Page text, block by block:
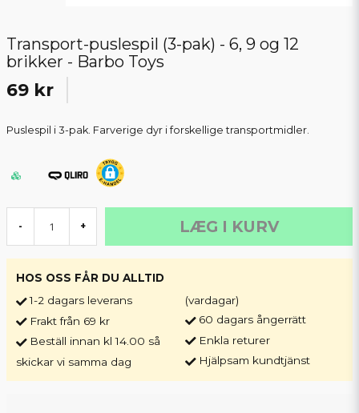
Transport-puslespil (3-pak) - 6, 9 og 12
brikker - Barbo Toys
69 kr
Puslespil i 3-pak. Farverige dyr i forskellige transportmidler.
- + LÆG I KURV
HOS OSS FÅR DU ALLTID
1-2 dagars leverans
Frakt från 69 kr
Beställ innan kl 14.00 så
skickar vi samma dag
(vardagar)
60 dagars ångerrätt
Enkla returer
Hjälpsam kundtjänst